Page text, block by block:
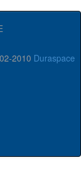
2010 Duraspace